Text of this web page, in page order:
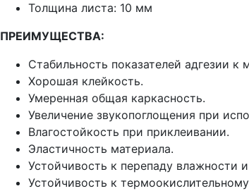
Толщина листа: 10 мм
ПРЕИМУЩЕСТВА:
Стабильность показателей адгезии
Хорошая клейкость.
Умеренная общая каркасность.
Увеличение звукопоглощения при
Влагостойкость при приклеивании.
Эластичность материала.
Устойчивость к перепаду влажности
Устойчивость к